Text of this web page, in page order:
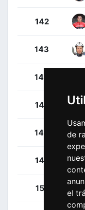
de
el
142
143
144
145
146
147
151